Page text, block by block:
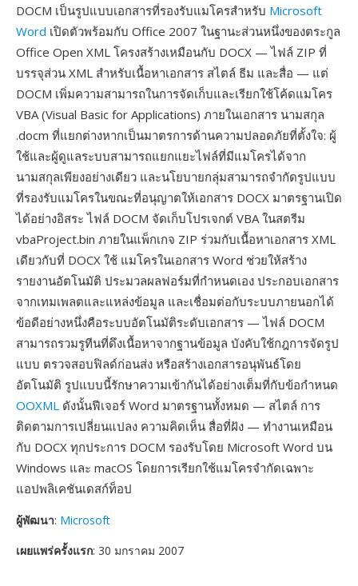
DOCM เป็นรูปแบบเอกสารที่รองรับแมโครสำหรับ Microsoft
Word เปิดตัวพร้อมกับ Office 2007 ในฐานะส่วนหนึ่งของตระกูล
Office Open XML โครงสร้างเหมือนกับ DOCX — ไฟล์ ZIP ที่
บรรจุส่วน XML สำหรับเนื้อหาเอกสาร สไตล์ ธีม และสื่อ — แต่
DOCM เพิ่มความสามารถในการจัดเก็บและเรียกใช้โค้ดแมโคร
VBA (Visual Basic for Applications) ภายในเอกสาร นามสกุล
.docm ที่แยกต่างหากเป็นมาตรการด้านความปลอดภัยที่ตั้งใจ: ผู้
ใช้และผู้ดูแลระบบสามารถแยกแยะไฟล์ที่มีแมโครได้จาก
นามสกุลเพียงอย่างเดียว และนโยบายกลุ่มสามารถจำกัดรูปแบบ
ที่รองรับแมโครในขณะที่อนุญาตให้เอกสาร DOCX มาตรฐานเปิด
ได้อย่างอิสระ ไฟล์ DOCM จัดเก็บโปรเจกต์ VBA ในสตรีม
vbaProject.bin ภายในแพ็กเกจ ZIP ร่วมกับเนื้อหาเอกสาร XML
เดียวกับที่ DOCX ใช้ แมโครในเอกสาร Word ช่วยให้สร้าง
รายงานอัตโนมัติ ประมวลผลฟอร์มที่กำหนดเอง ประกอบเอกสาร
จากเทมเพลตและแหล่งข้อมูล และเชื่อมต่อกับระบบภายนอกได้
ข้อดีอย่างหนึ่งคือระบบอัตโนมัติระดับเอกสาร — ไฟล์ DOCM
สามารถรวมรูทีนที่ดึงเนื้อหาจากฐานข้อมูล บังคับใช้กฎการจัดรูป
แบบ ตรวจสอบฟิลด์ก่อนส่ง หรือสร้างเอกสารอนุพันธ์โดย
อัตโนมัติ รูปแบบนี้รักษาความเข้ากันได้อย่างเต็มที่กับข้อกำหนด
OOXML ดังนั้นฟีเจอร์ Word มาตรฐานทั้งหมด — สไตล์ การ
ติดตามการเปลี่ยนแปลง ความคิดเห็น สื่อที่ฝัง — ทำงานเหมือน
กับ DOCX ทุกประการ DOCM รองรับโดย Microsoft Word บน
Windows และ macOS โดยการเรียกใช้แมโครจำกัดเฉพาะ
แอปพลิเคชันเดสก์ท็อป
ผู้พัฒนา: Microsoft
เผยแพร่ครั้งแรก: 30 มกราคม 2007